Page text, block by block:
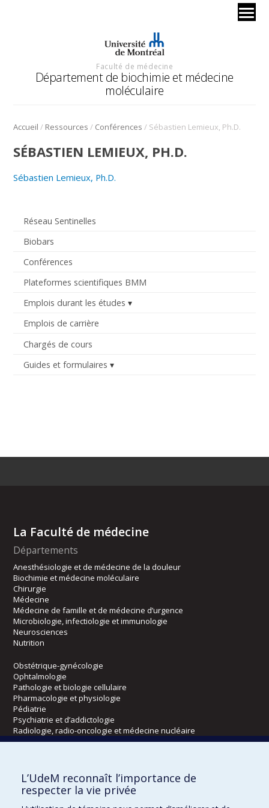
Faculté de médecine
Département de biochimie et médecine
moléculaire
Accueil / Ressources / Conférences / Sébastien Lemieux, Ph.D.
Réseau Sentinelles
Biobars
Conférences
Plateformes scientifiques BMM
Emplois durant les études
Emplois de carrière
Chargés de cours
Guides et formulaires
SÉBASTIEN LEMIEUX, PH.D.
Sébastien Lemieux, Ph.D.
La Faculté de médecine
Départements
Anesthésiologie et de médecine de la douleur
Biochimie et médecine moléculaire
Chirurgie
Médecine
Médecine de famille et de médecine d’urgence
Microbiologie, infectiologie et immunologie
Neurosciences
Nutrition
Obstétrique-gynécologie
Ophtalmologie
Pathologie et biologie cellulaire
Pharmacologie et physiologie
Pédiatrie
Psychiatrie et d’addictologie
Radiologie, radio-oncologie et médecine nucléaire
Écoles
Kinésiologie et des sciences de l’activité physique
Orthophonie et audiologie
L’UdeM reconnaît l’importance de
respecter la vie privée